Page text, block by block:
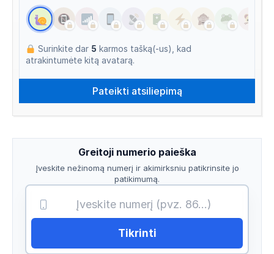
Surinkite dar 5 karmos tašką(-us), kad
atrakintumėte kitą avatarą.
Greitoji numerio paieška
Įveskite nežinomą numerį ir akimirksniu patikrinsite jo
patikimumą.
Tikrinti